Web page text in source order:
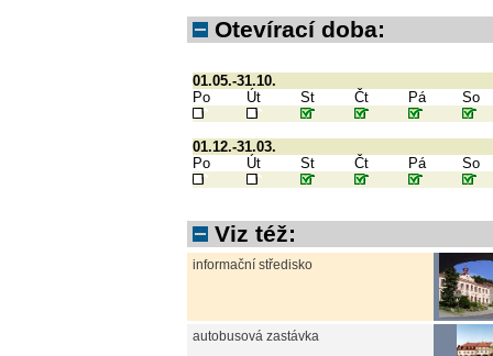
Otevírací doba:
01.05.-31.10.
Po
Út St Čt Pá So
01.12.-31.03.
Po
Út St Čt Pá So
Viz též:
informační středisko
autobusová zastávka